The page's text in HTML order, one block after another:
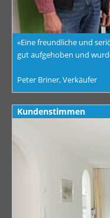
«Eine freundliche und
gut aufgehoben und
Peter Briner, Verkäufer
Kundenstimmen